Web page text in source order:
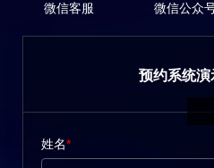
微信客服 微信公众
预约系统
姓名*